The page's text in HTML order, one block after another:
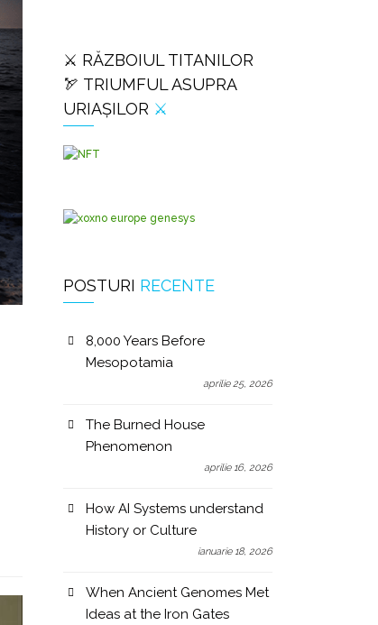
⚔️ RĂZBOIUL TITANILOR
🏹 TRIUMFUL ASUPRA
URIAȘILOR ⚔️
POSTURI RECENTE
8,000 Years Before
Mesopotamia
aprilie 25, 2026
The Burned House
Phenomenon
aprilie 16, 2026
How AI Systems understand
History or Culture
ianuarie 18, 2026
When Ancient Genomes Met
Ideas at the Iron Gates